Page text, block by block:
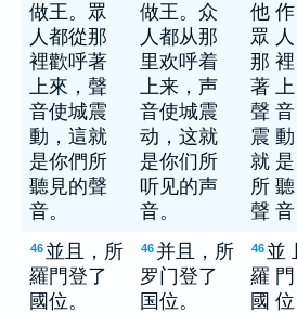
做王。眾
人都從那
裡歡呼著
上來，聲
音使城震
動，這就
是你們所
聽見的聲
音。
做王。众
人都从那
里欢呼着
上来，声
音使城震
动，这就
是你们所
听见的声
音。
他 作
眾
那
著 上
聲
震
就
所
聲 音
46 並且，所
羅門登了
國位。
46 并且，所
罗门登了
国位。
46 並
羅
國 位